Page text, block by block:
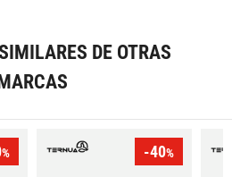
DE OTRAS
% -40%